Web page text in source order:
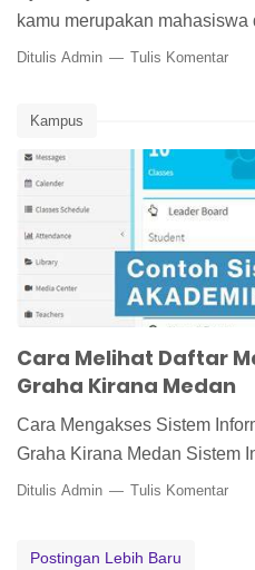
kamu merupakan
Ditulis Admin Tulis Komentar
Kampus
Cara Melihat Daftar
Graha Kirana Medan
Cara Mengakses Sistem
Graha Kirana Medan Sistem
Ditulis Admin Tulis Komentar
Postingan Lebih Baru